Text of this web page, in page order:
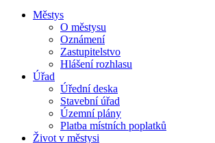
Městys
O městysu
Oznámení
Zastupitelstvo
Hlášení rozhlasu
Úřad
Úřední deska
Stavební úřad
Územní plány
Platba místních poplatků
Život v městysi